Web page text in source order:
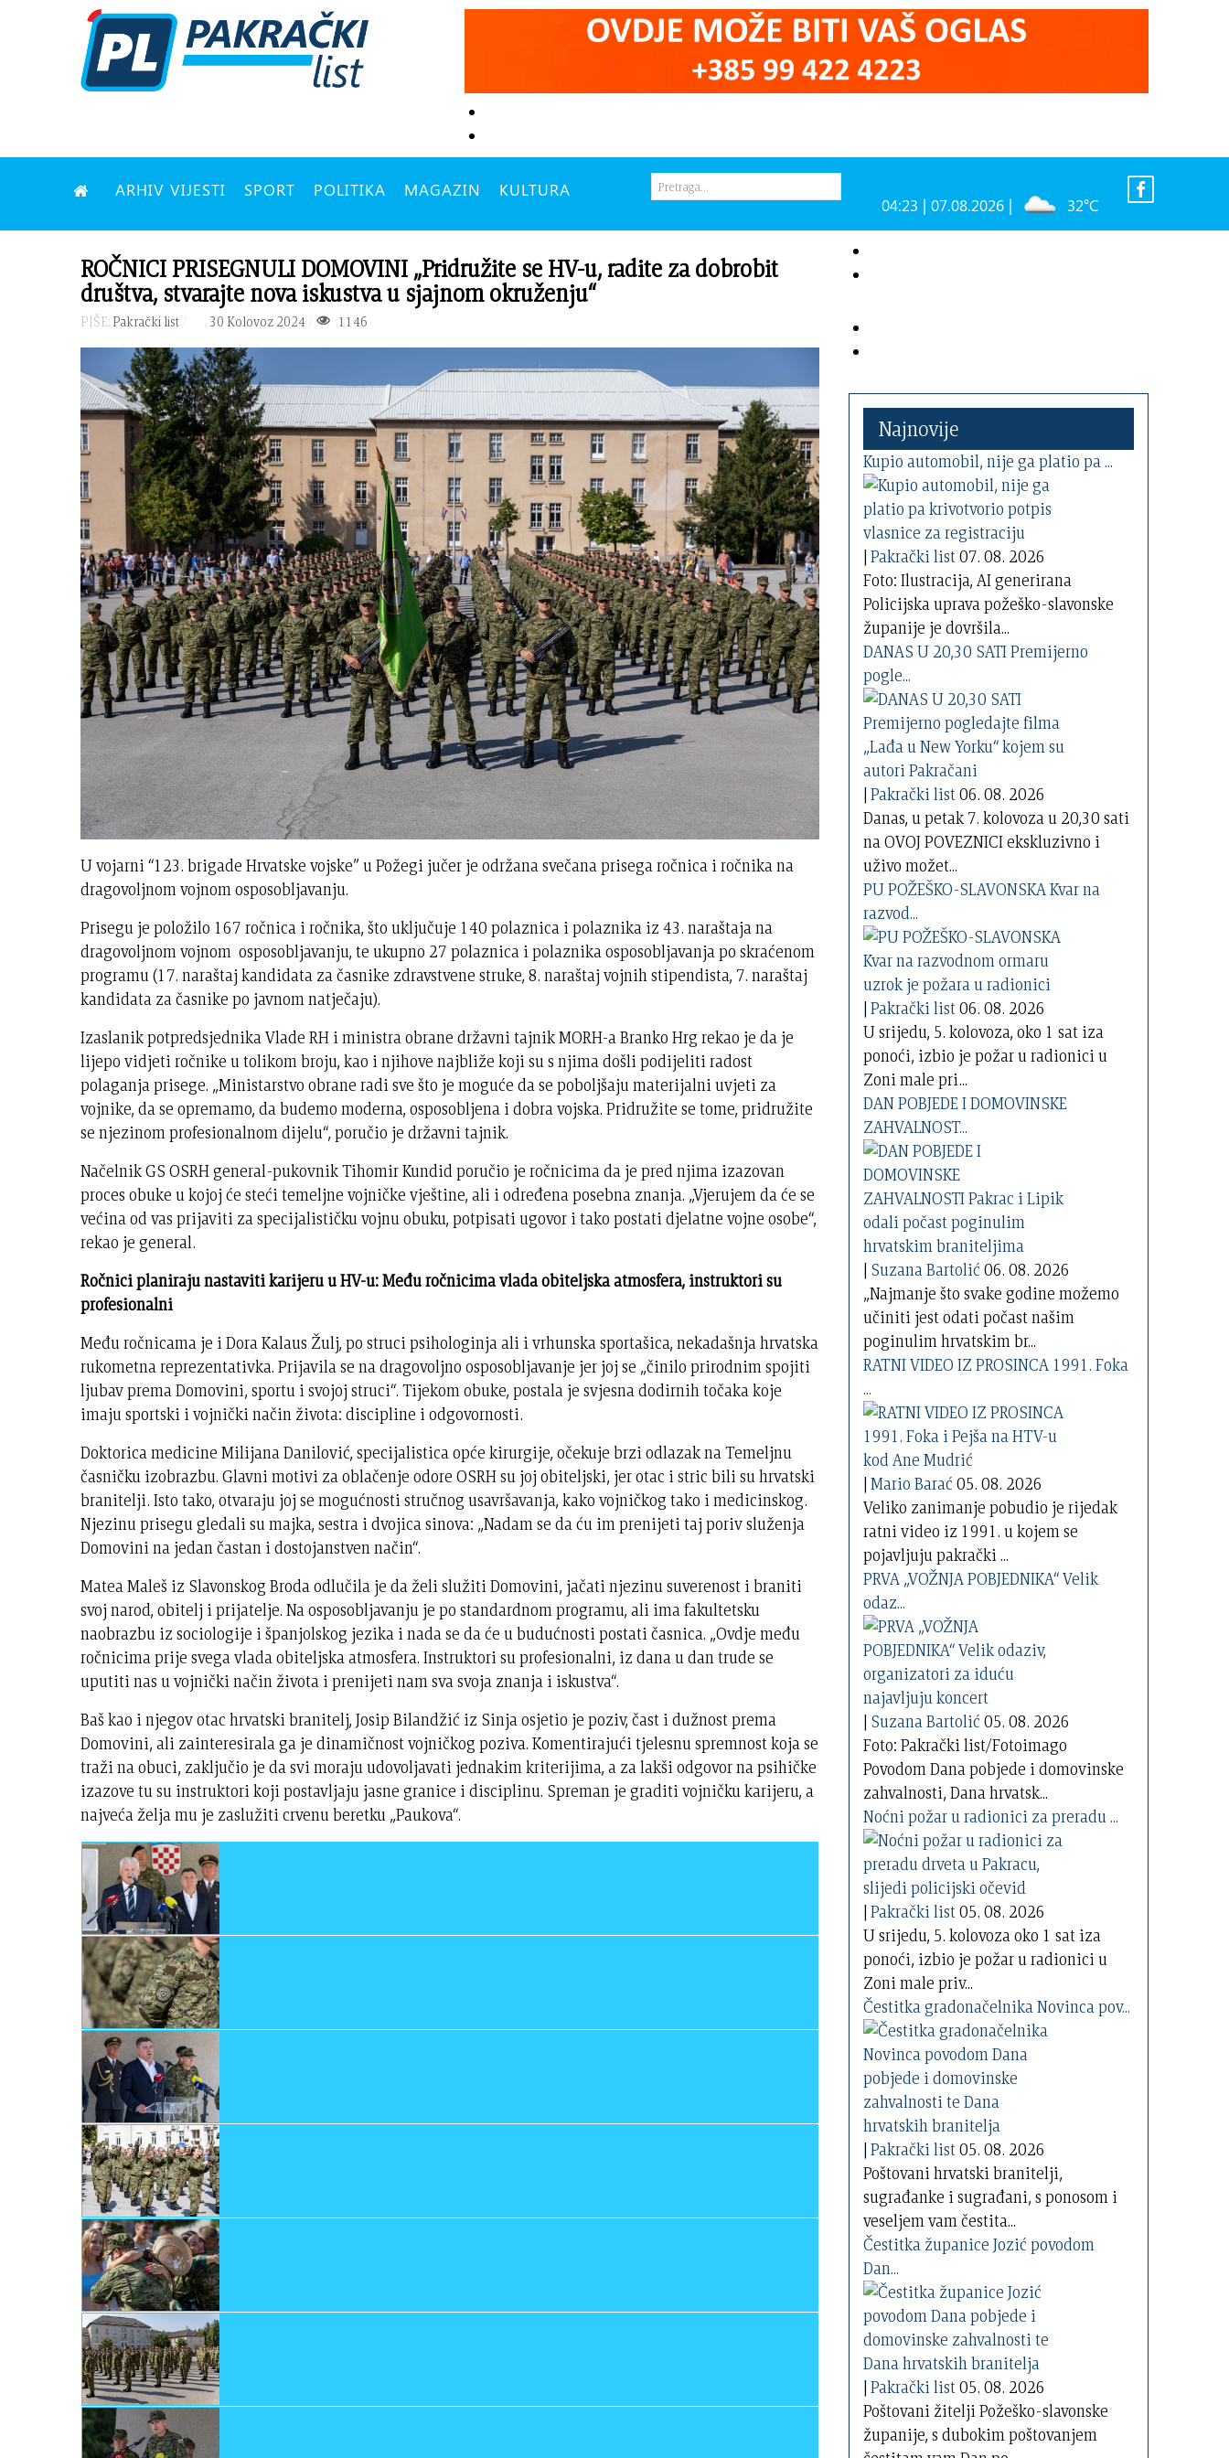
ARHIV VIJESTI SPORT POLITIKA MAGAZIN KULTURA
04:23 | 07.08.2026 | 32°C
ROČNICI PRISEGNULI DOMOVINI „Pridružite se HV-u, radite za dobrobit
društva, stvarajte nova iskustva u sjajnom okruženju“
PIŠE: Pakrački list 30 Kolovoz 2024 1146
U vojarni “123. brigade Hrvatske vojske” u Požegi jučer je održana svečana prisega ročnica i ročnika na
dragovoljnom vojnom osposobljavanju.
Prisegu je položilo 167 ročnica i ročnika, što uključuje 140 polaznica i polaznika iz 43. naraštaja na
dragovoljnom vojnom osposobljavanju, te ukupno 27 polaznica i polaznika osposobljavanja po skraćenom
programu (17. naraštaj kandidata za časnike zdravstvene struke, 8. naraštaj vojnih stipendista, 7. naraštaj
kandidata za časnike po javnom natječaju).
Izaslanik potpredsjednika Vlade RH i ministra obrane državni tajnik MORH-a Branko Hrg rekao je da je
lijepo vidjeti ročnike u tolikom broju, kao i njihove najbliže koji su s njima došli podijeliti radost
polaganja prisege. „Ministarstvo obrane radi sve što je moguće da se poboljšaju materijalni uvjeti za
vojnike, da se opremamo, da budemo moderna, osposobljena i dobra vojska. Pridružite se tome, pridružite
se njezinom profesionalnom dijelu“, poručio je državni tajnik.
Načelnik GS OSRH general-pukovnik Tihomir Kundid poručio je ročnicima da je pred njima izazovan
proces obuke u kojoj će steći temeljne vojničke vještine, ali i određena posebna znanja. „Vjerujem da će se
većina od vas prijaviti za specijalističku vojnu obuku, potpisati ugovor i tako postati djelatne vojne osobe“,
rekao je general.
Ročnici planiraju nastaviti karijeru u HV-u: Među ročnicima vlada obiteljska atmosfera, instruktori su
profesionalni
Među ročnicama je i Dora Kalaus Žulj, po struci psihologinja ali i vrhunska sportašica, nekadašnja hrvatska
rukometna reprezentativka. Prijavila se na dragovoljno osposobljavanje jer joj se „činilo prirodnim spojiti
ljubav prema Domovini, sportu i svojoj struci“. Tijekom obuke, postala je svjesna dodirnih točaka koje
imaju sportski i vojnički način života: discipline i odgovornosti.
Doktorica medicine Milijana Danilović, specijalistica opće kirurgije, očekuje brzi odlazak na Temeljnu
časničku izobrazbu. Glavni motivi za oblačenje odore OSRH su joj obiteljski, jer otac i stric bili su hrvatski
branitelji. Isto tako, otvaraju joj se mogućnosti stručnog usavršavanja, kako vojničkog tako i medicinskog.
Njezinu prisegu gledali su majka, sestra i dvojica sinova: „Nadam se da ću im prenijeti taj poriv služenja
Domovini na jedan častan i dostojanstven način“.
Matea Maleš iz Slavonskog Broda odlučila je da želi služiti Domovini, jačati njezinu suverenost i braniti
svoj narod, obitelj i prijatelje. Na osposobljavanju je po standardnom programu, ali ima fakultetsku
naobrazbu iz sociologije i španjolskog jezika i nada se da će u budućnosti postati časnica. „Ovdje među
ročnicima prije svega vlada obiteljska atmosfera. Instruktori su profesionalni, iz dana u dan trude se
uputiti nas u vojnički način života i prenijeti nam sva svoja znanja i iskustva“.
Baš kao i njegov otac hrvatski branitelj, Josip Bilandžić iz Sinja osjetio je poziv, čast i dužnost prema
Domovini, ali zainteresirala ga je dinamičnost vojničkog poziva. Komentirajući tjelesnu spremnost koja se
traži na obuci, zaključio je da svi moraju udovoljavati jednakim kriterijima, a za lakši odgovor na psihičke
izazove tu su instruktori koji postavljaju jasne granice i disciplinu. Spreman je graditi vojničku karijeru, a
najveća želja mu je zaslužiti crvenu beretku „Paukova“.
Najnovije
Kupio automobil, nije ga platio pa ...
|Pakrački list07. 08. 2026
Foto: Ilustracija, AI generirana
Policijska uprava požeško-slavonske
županije je dovršila...
DANAS U 20,30 SATI Premijerno
pogle...
|Pakrački list06. 08. 2026
Danas, u petak 7. kolovoza u 20,30 sati
na OVOJ POVEZNICI ekskluzivno i
uživo možet...
PU POŽEŠKO-SLAVONSKA Kvar na
razvod...
|Pakrački list06. 08. 2026
U srijedu, 5. kolovoza, oko 1 sat iza
ponoći, izbio je požar u radionici u
Zoni male pri...
DAN POBJEDE I DOMOVINSKE
ZAHVALNOST...
| Suzana Bartolić 06. 08. 2026
„Najmanje što svake godine možemo
učiniti jest odati počast našim
poginulim hrvatskim br...
RATNI VIDEO IZ PROSINCA 1991. Foka
...
|Mario Barać 05. 08. 2026
Veliko zanimanje pobudio je rijedak
ratni video iz 1991. u kojem se
pojavljuju pakrački ...
PRVA „VOŽNJA POBJEDNIKA“ Velik
odaz...
| Suzana Bartolić 05. 08. 2026
Foto: Pakrački list/Fotoimago
Povodom Dana pobjede i domovinske
zahvalnosti, Dana hrvatsk...
Noćni požar u radionici za preradu ...
|Pakrački list05. 08. 2026
U srijedu, 5. kolovoza oko 1 sat iza
ponoći, izbio je požar u radionici u
Zoni male priv...
Čestitka gradonačelnika Novinca pov...
|Pakrački list05. 08. 2026
Poštovani hrvatski branitelji,
sugrađanke i sugrađani, s ponosom i
veseljem vam čestita...
Čestitka županice Jozić povodom
Dan...
|Pakrački list05. 08. 2026
Poštovani žitelji Požeško-slavonske
županije, s dubokim poštovanjem